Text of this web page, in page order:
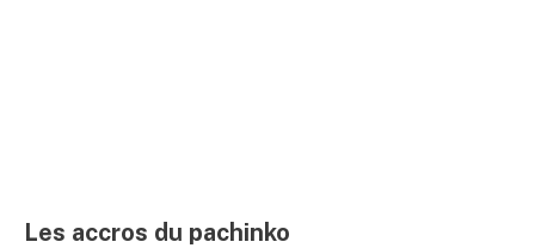
Les accros du pachinko